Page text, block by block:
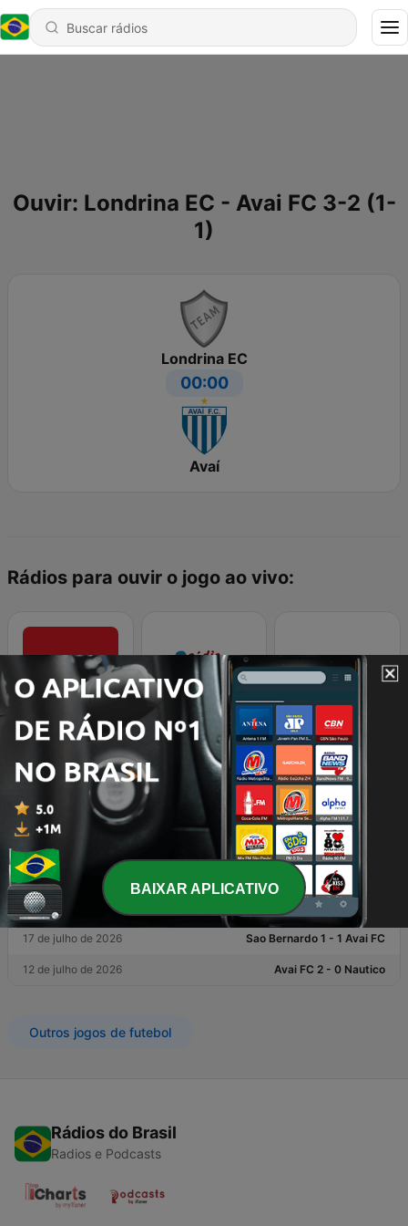
Ouvir: Londrina EC - Avai FC 3-2 (1-
1)
Londrina EC
00:00
Avaí
Rádios para ouvir o jogo ao vivo:
CBN Diário Radio Mais Alegria
Resultados Recentes
Avaí
28 de julho de 2026 Juventude 1 - 0 Avai FC
21 de julho de 2026 Avai FC 2 - 1 America MG
17 de julho de 2026 Sao Bernardo 1 - 1 Avai FC
12 de julho de 2026 Avai FC 2 - 0 Nautico
Outros jogos de futebol
Rádios do Brasil
Radios e Podcasts
BAIXAR APLICATIVO